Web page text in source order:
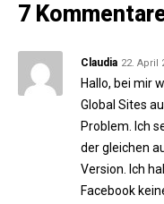
7
Claudia 22. April
Hallo, bei mir
Global Sites
Problem. Ich
der gleichen
Version. Ich
Facebook